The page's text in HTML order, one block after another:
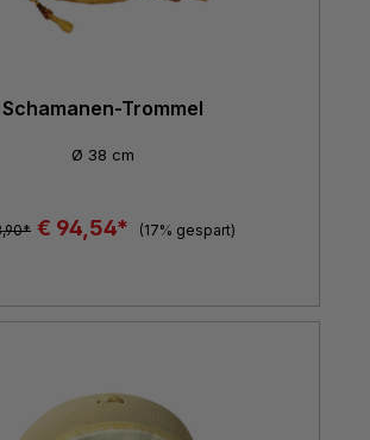
Schamanen-Trommel
Ø 38 cm
€ 94,54* (17% gespart)